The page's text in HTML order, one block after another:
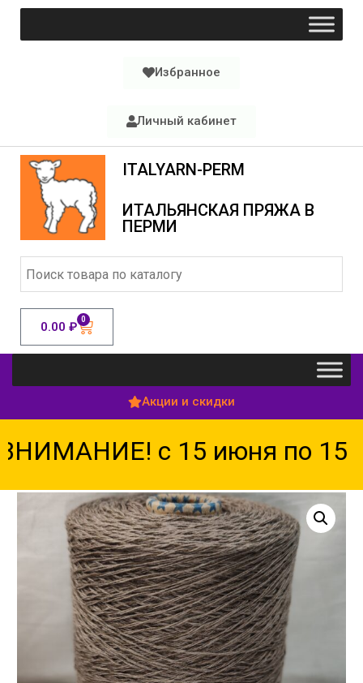
Избранное
Личный кабинет
ITALYARN-PERM
ИТАЛЬЯНСКАЯ ПРЯЖА В
ПЕРМИ
0.00 ₽ 0
Акции и скидки
с 15 июня по 15